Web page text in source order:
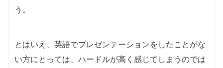
う。
とはいえ、英語でプレゼンテーションをしたことがな
い方にとっては、ハードルが高く感じてしまうのでは